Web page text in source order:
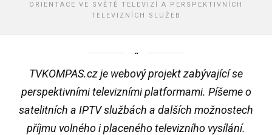
ORIENTACE VE SVĚTĚ TELEVIZÍ A PERSPEKTIVNÍCH
TELEVIZNÍCH SLUŽEB
TVKOMPAS.cz je webový projekt zabývající se
perspektivními televizními platformami. Píšeme o
satelitních a IPTV službách a dalších možnostech
příjmu volného i placeného televizního vysílání.